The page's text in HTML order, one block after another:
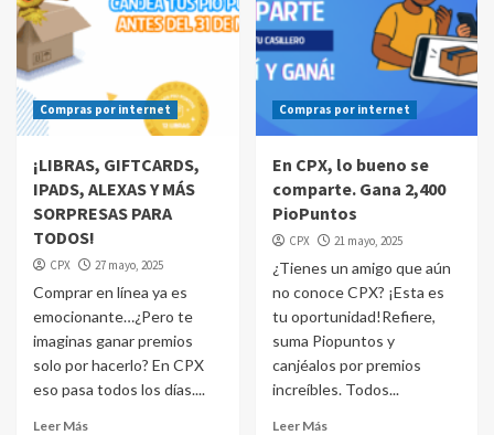
Compras por internet
¡LIBRAS, GIFTCARDS,
IPADS, ALEXAS Y MÁS
SORPRESAS PARA
TODOS!
CPX 27 mayo, 2025
Comprar en línea ya es
emocionante…¿Pero te
imaginas ganar premios
solo por hacerlo? En CPX
eso pasa todos los días....
Leer Más
Compras por internet
En CPX, lo bueno se
comparte. Gana 2,400
PioPuntos
CPX 21 mayo, 2025
¿Tienes un amigo que aún
no conoce CPX? ¡Esta es
tu oportunidad!Refiere,
suma Piopuntos y
canjéalos por premios
increíbles. Todos...
Leer Más